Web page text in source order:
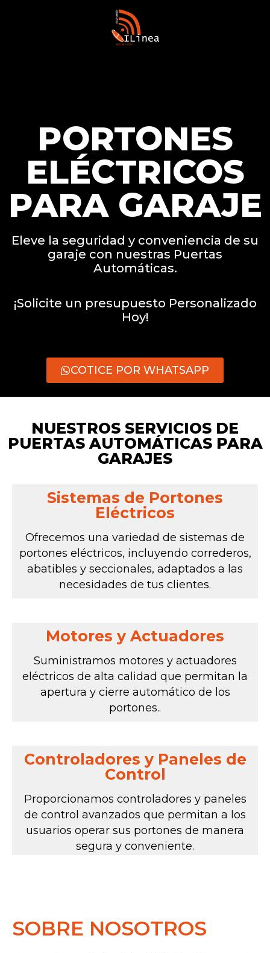
PORTONES
ELÉCTRICOS
PARA GARAJE
Eleve la seguridad y conveniencia de su
garaje con nuestras Puertas
Automáticas.
¡Solicite un presupuesto Personalizado
Hoy!
COTICE POR WHATSAPP
NUESTROS SERVICIOS DE
PUERTAS AUTOMÁTICAS PARA
GARAJES
Sistemas de Portones
Eléctricos
Ofrecemos una variedad de sistemas de
portones eléctricos, incluyendo correderos,
abatibles y seccionales, adaptados a las
necesidades de tus clientes.
Motores y Actuadores
Suministramos motores y actuadores
eléctricos de alta calidad que permitan la
apertura y cierre automático de los
portones..
Controladores y Paneles de
Control
Proporcionamos controladores y paneles
de control avanzados que permitan a los
usuarios operar sus portones de manera
segura y conveniente.
SOBRE NOSOTROS